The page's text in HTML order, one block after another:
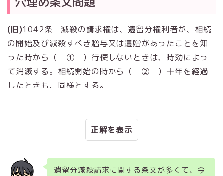
(旧)1042条 減殺の請求権は、遺留分権利者が、相続
の開始及び減殺すべき贈与又は遺贈があったことを知
った時から（ ① ）行使しないときは、時効によっ
て消滅する。相続開始の時から（ ② ）十年を経過
したときも、同様とする。
正解
遺留分減殺請求に関する条文が多くて、今